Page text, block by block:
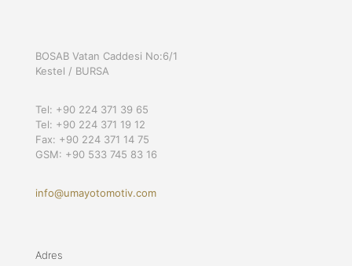
BOSAB Vatan Caddesi No:6/1
Kestel / BURSA
Tel: +90 224 371 39 65
Tel: +90 224 371 19 12
Fax: +90 224 371 14 75
GSM: +90 533 745 83 16
info@umayotomotiv.com
Adres